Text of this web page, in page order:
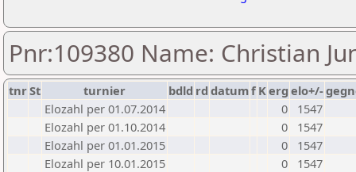
Pnr:109380 Name: Christian
tnrSt turnier bdld rd datumf Kerg elo+/-
Elozahl per 01.07.2014
0
1547
Elozahl per 01.10.2014
0
1547
Elozahl per 01.01.2015
0
1547
Elozahl per 10.01.2015
0
1547